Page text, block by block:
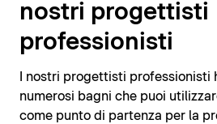
nostri progettisti
professionisti
I nostri progettisti professionisti
numerosi bagni che puoi
come punto di partenza per la